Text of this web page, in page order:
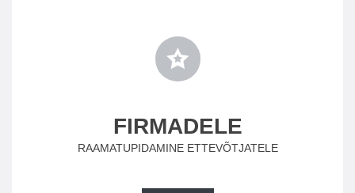
FIRMADELE
RAAMATUPIDAMINE ETTEVÕTJATELE